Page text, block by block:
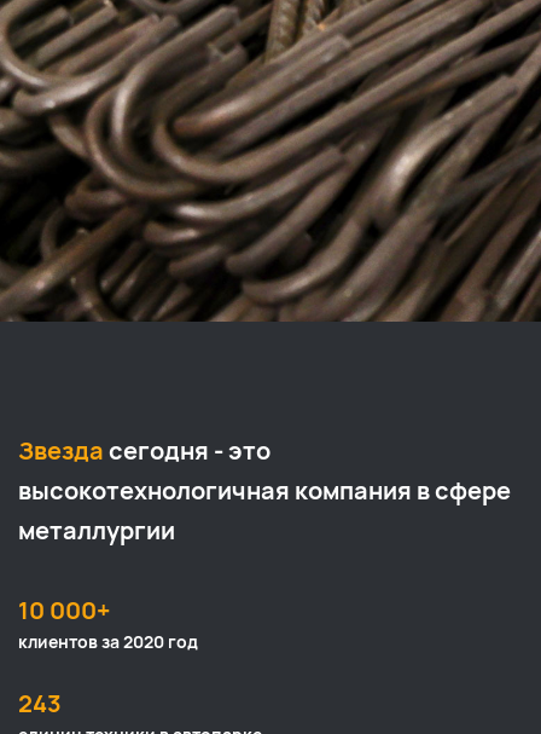
Звездасегодня - это
высокотехнологичная компания в сфере
металлургии
10 000+
клиентов за 2020 год
243